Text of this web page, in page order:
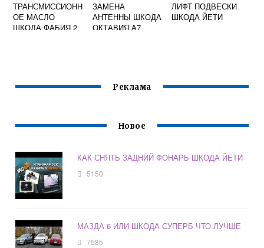
ТРАНСМИССИОНН
ОЕ МАСЛО
ШКОДА ФАБИЯ 2
ЗАМЕНА
АНТЕННЫ ШКОДА
ОКТАВИЯ А7
ЛИФТ ПОДВЕСКИ
ШКОДА ЙЕТИ
Реклама
Новое
КАК СНЯТЬ ЗАДНИЙ ФОНАРЬ ШКОДА ЙЕТИ
5150
МАЗДА 6 ИЛИ ШКОДА СУПЕРБ ЧТО ЛУЧШЕ
7585